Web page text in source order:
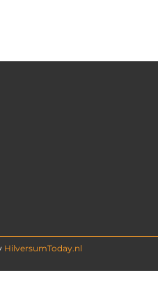
HilversumToday.nl